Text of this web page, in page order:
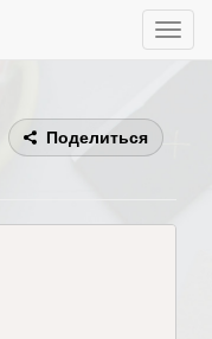
Toggle
Поделиться